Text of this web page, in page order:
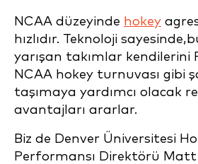
NCAA düzeyinde hokey
hızlıdır. Teknoloji sayesinde,
yarışan takımlar kendilerini
NCAA hokey turnuvası gibi
taşımaya yardımcı olacak
avantajları ararlar.
Biz de Denver Üniversitesi
Performansı Direktörü Matt